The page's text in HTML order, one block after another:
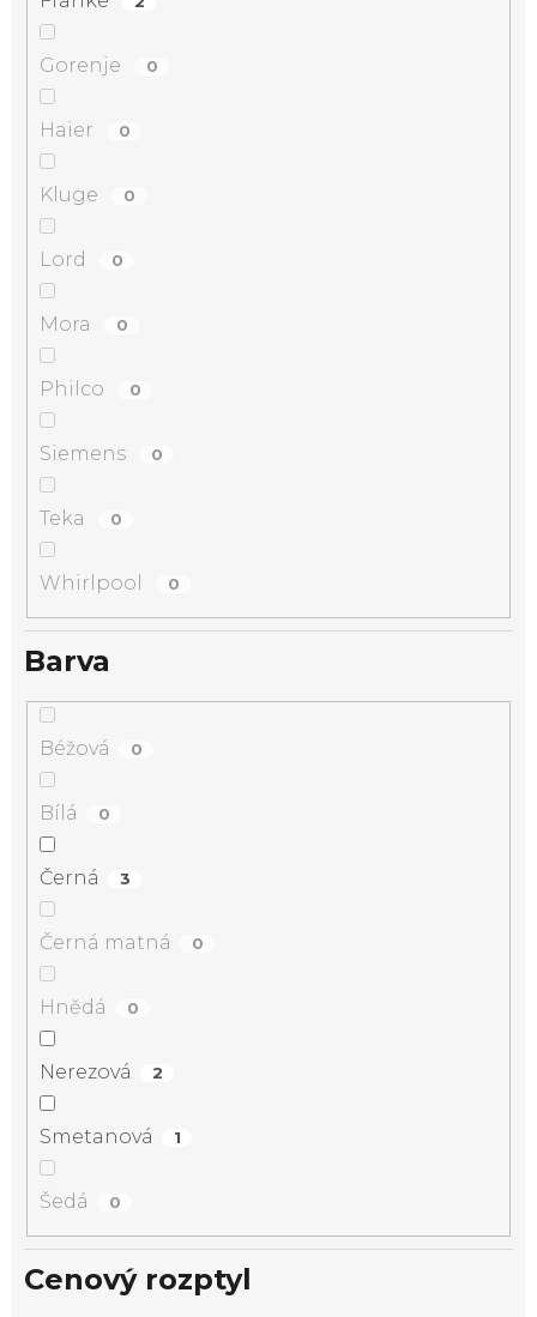
Gorenje 0
Haier 0
Kluge 0
Lord 0
Mora 0
Philco 0
Siemens 0
Teka 0
Whirlpool 0
Barva
Béžová 0
Bílá 0
Černá 3
Černá matná 0
Hnědá 0
Nerezová 2
Smetanová 1
Šedá 0
Cenový rozptyl